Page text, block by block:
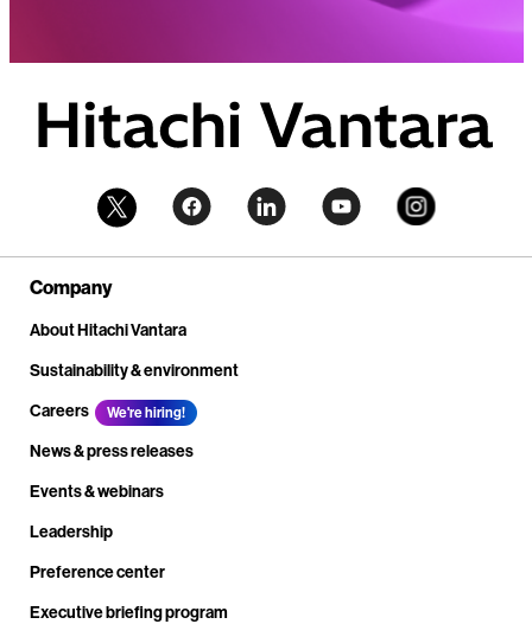
Company
About Hitachi Vantara
Sustainability & environment
Careers
We're hiring!
News & press releases
Events & webinars
Leadership
Preference center
Executive briefing program